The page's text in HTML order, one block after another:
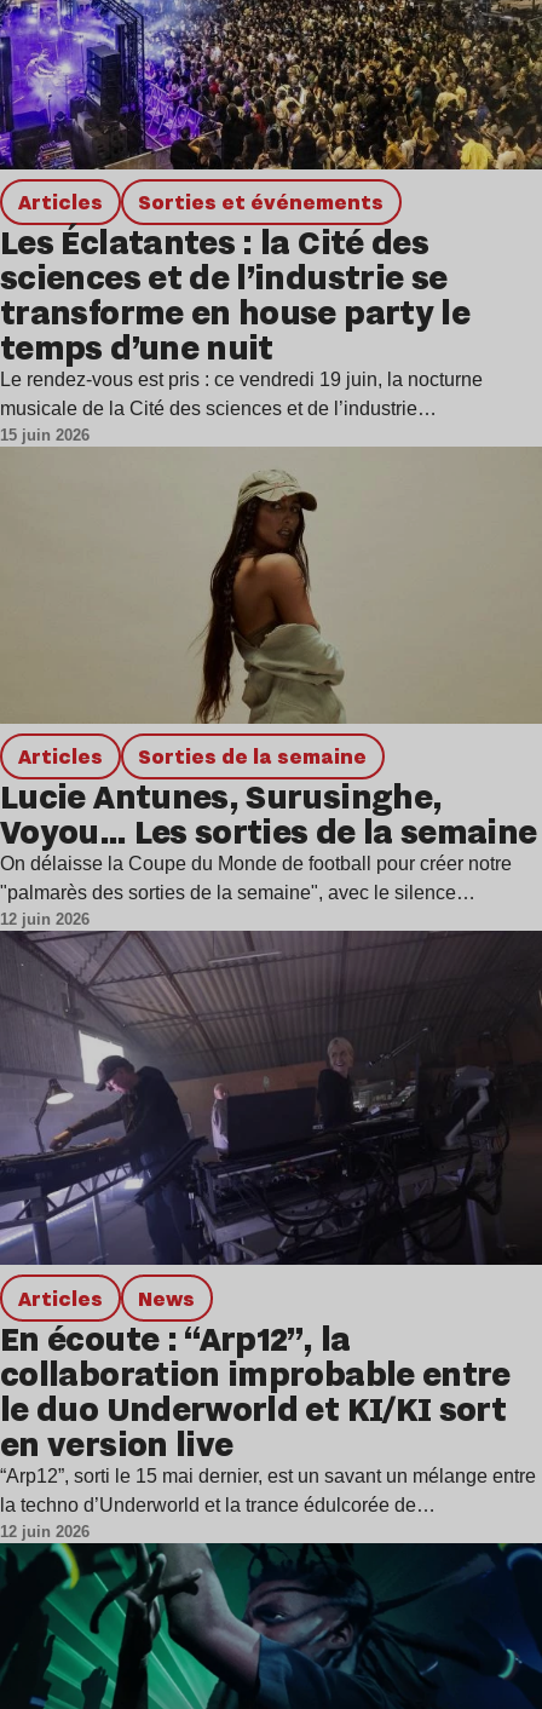
Articles Sorties et événements
Les Éclatantes : la Cité des
sciences et de l’industrie se
transforme en house party le
temps d’une nuit
Le rendez-vous est pris : ce vendredi 19 juin, la nocturne
musicale de la Cité des sciences et de l’industrie…
15 juin 2026
Articles Sorties de la semaine
Lucie Antunes, Surusinghe,
Voyou… Les sorties de la semaine
On délaisse la Coupe du Monde de football pour créer notre
"palmarès des sorties de la semaine", avec le silence…
12 juin 2026
Articles news
En écoute : “Arp12”, la
collaboration improbable entre
le duo Underworld et KI/KI sort
en version live
“Arp12”, sorti le 15 mai dernier, est un savant un mélange entre
la techno d’Underworld et la trance édulcorée de…
12 juin 2026